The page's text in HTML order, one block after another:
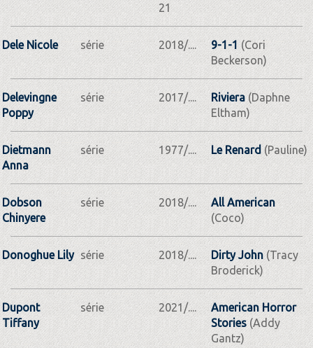
21
Dele Nicole série 2018/.... 9-1-1 (Cori
Beckerson)
Delevingne
Poppy
série 2017/.... Riviera(Daphne
Eltham)
Dietmann
Anna
série 1977/.... Le Renard (Pauline)
Dobson
Chinyere
série 2018/....
All American
(Coco)
Donoghue Lily série 2018/.... Dirty John(Tracy
Broderick)
Dupont
Tiffany
série 2021/....
American Horror
Stories(Addy
Gantz)